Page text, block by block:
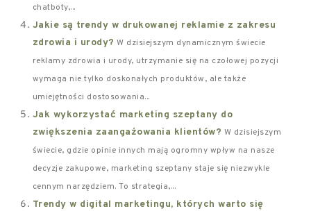
chatboty,...
Jakie są trendy w drukowanej reklamie z zakresu
zdrowia i urody? W dzisiejszym dynamicznym świecie
reklamy zdrowia i urody, utrzymanie się na czołowej pozycji
wymaga nie tylko doskonałych produktów, ale także
umiejętności dostosowania...
Jak wykorzystać marketing szeptany do
zwiększenia zaangażowania klientów? W dzisiejszym
świecie, gdzie opinie innych mają ogromny wpływ na nasze
decyzje zakupowe, marketing szeptany staje się niezwykle
cennym narzędziem. To strategia,...
Trendy w digital marketingu, których warto się